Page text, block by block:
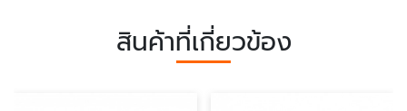
สินค้าที่เกี่ยวข้อง